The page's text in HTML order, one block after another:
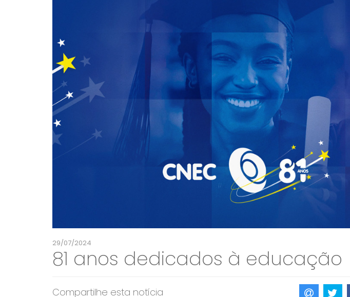
29/07/2024
81 anos dedicados à educação
Compartilhe esta notícia